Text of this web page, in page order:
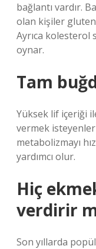
bağlantı vardır.
olan kişiler
Ayrıca kolesterol
oynar.
Tam
Yüksek lif içeriği
vermek
metabolizmayı
yardımcı olur.
Hiç
verdirir
Son yıllarda